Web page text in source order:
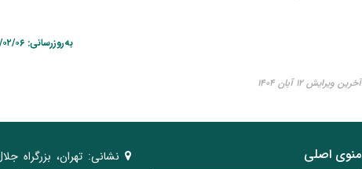
به‌روزرسانی: ۱۴۰۱/۰۲/۰۶
آخرین ویرایش ۱۲ آبان ۱۴۰۴
منوی اصلی
نشانی: تهران، ‌بزرگراه